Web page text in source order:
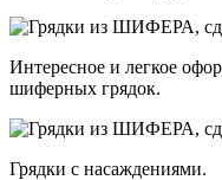
Интересное и легкое
шиферных грядок.
Грядки с насаждениями.